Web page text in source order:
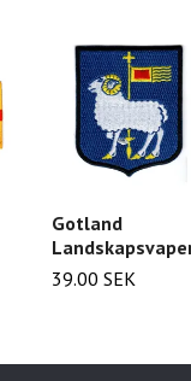
Gotland
39.00 SEK